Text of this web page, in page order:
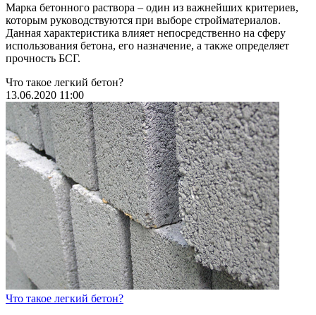
Марка бетонного раствора – один из важнейших критериев,
которым руководствуются при выборе стройматериалов.
Данная характеристика влияет непосредственно на сферу
использования бетона, его назначение, а также определяет
прочность БСГ.
Что такое легкий бетон?
13.06.2020 11:00
Что такое легкий бетон?